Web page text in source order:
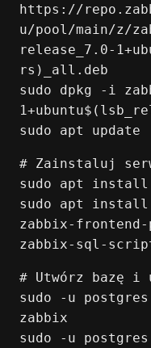
https://
u/pool/main/z/
release_7.0-
rs)_all.deb
sudo dpkg -i
sudo apt update
# Zainstaluj
sudo apt
sudo apt install
zabbix-frontend-
zabbix-sql-
# Utwórz bazę i
sudo -u
zabbix
sudo -u